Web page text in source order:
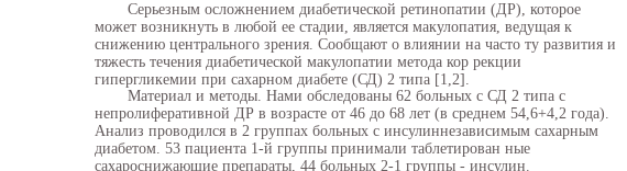
Серьезным осложнением диабетической ретинопатии (ДР), которое
может возникнуть в любой ее стадии, является макулопатия, ведущая к
снижению центрального зрения. Сообщают о влиянии на часто ту развития и
тяжесть течения диабетической макулопатии метода кор рекции
гипергликемии при сахарном диабете (СД) 2 типа [1,2].
Материал и методы. Нами обследованы 62 больных с СД 2 типа с
непролиферативной ДР в возрасте от 46 до 68 лет (в среднем 54,6+4,2 года).
Анализ проводился в 2 группах больных с инсулиннезависимым сахарным
диабетом. 53 пациента 1-й группы принимали таблетирован ные
сахароснижающие препараты, 44 больных 2-1 группы - инсулин.